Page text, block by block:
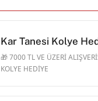
Kar Tanesi Kolye
🎁 7000 TL VE ÜZERİ
KOLYE HEDİYE